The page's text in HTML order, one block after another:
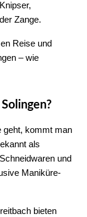
Zange.
Reise und
– wie
geht, kommt man
als
und
Maniküre-
bieten